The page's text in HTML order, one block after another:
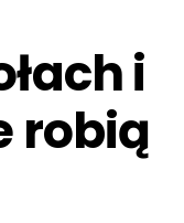
i
robią